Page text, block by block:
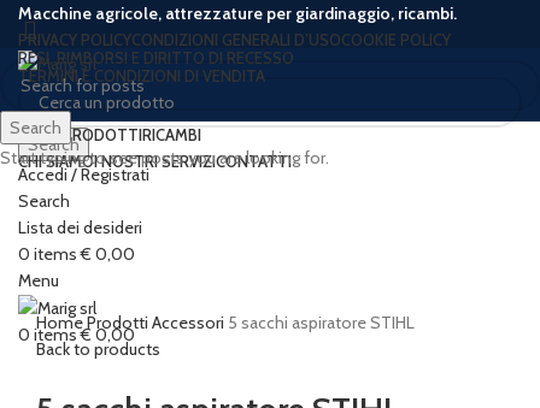
Macchine agricole, attrezzature per giardinaggio, ricambi.
PRIVACY POLICYCONDIZIONI GENERALI D’USOCOOKIE POLICY
RESI, RIMBORSI E DIRITTO DI RECESSO
TERMINI E CONDIZIONI DI VENDITA
Search
Accedi / Registrati
Search
Lista dei desideri
0 items € 0,00
Menu
0 items€ 0,00
HOME PRODOTTIRICAMBI
CHI SIAMOI NOSTRI SERVIZICONTATTI
HomeProdotti Accessori 5 sacchi aspiratore STIHL
Back to products
Search
Start typing to see posts you are looking for.